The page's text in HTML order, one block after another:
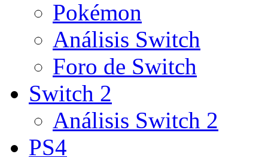
Pokémon
Análisis Switch
Foro de Switch
Switch 2
Análisis Switch 2
PS4